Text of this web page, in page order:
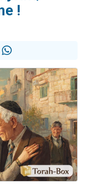
dans Torah-Box Music
2 personnes viennent de nous rejoindre sur WhatsApp
!